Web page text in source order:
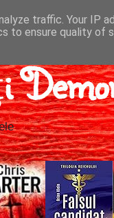
traffic. Your IP
to ensure quality of